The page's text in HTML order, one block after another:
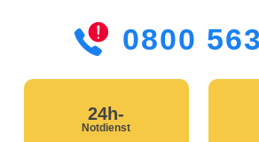
0800
24h-
Notdienst